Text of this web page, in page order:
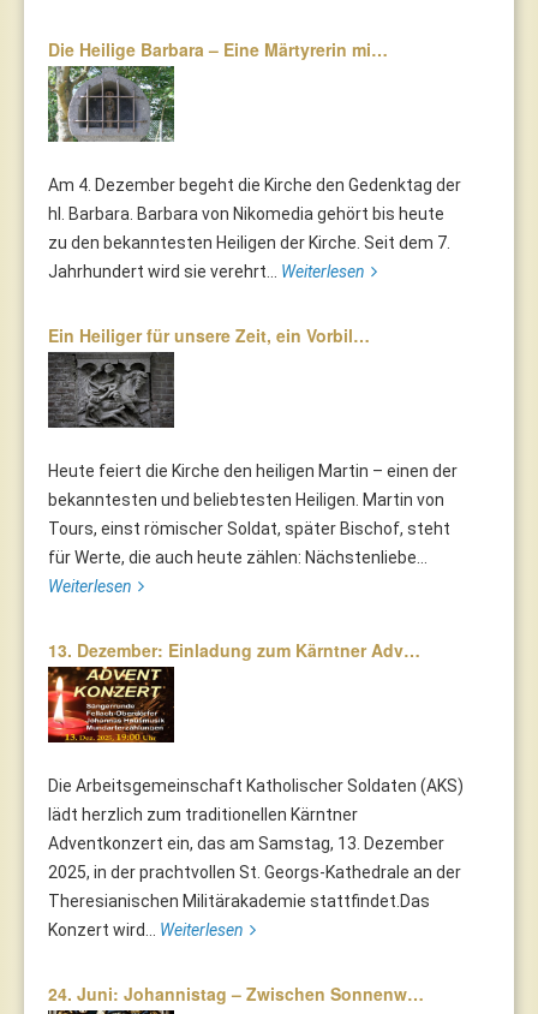
Die Heilige Barbara – Eine Märtyrerin mi…
Am 4. Dezember begeht die Kirche den Gedenktag der
hl. Barbara. Barbara von Nikomedia gehört bis heute
zu den bekanntesten Heiligen der Kirche. Seit dem 7.
Jahrhundert wird sie verehrt... Weiterlesen
Ein Heiliger für unsere Zeit, ein Vorbil…
Heute feiert die Kirche den heiligen Martin – einen der
bekanntesten und beliebtesten Heiligen. Martin von
Tours, einst römischer Soldat, später Bischof, steht
für Werte, die auch heute zählen: Nächstenliebe...
Weiterlesen
13. Dezember: Einladung zum Kärntner Adv…
Die Arbeitsgemeinschaft Katholischer Soldaten (AKS)
lädt herzlich zum traditionellen Kärntner
Adventkonzert ein, das am Samstag, 13. Dezember
2025, in der prachtvollen St. Georgs-Kathedrale an der
Theresianischen Militärakademie stattfindet.Das
Konzert wird... Weiterlesen
24. Juni: Johannistag – Zwischen Sonnenw…